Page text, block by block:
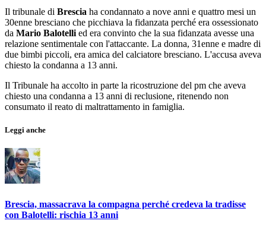
Il tribunale di Brescia ha condannato a nove anni e quattro mesi un
30enne bresciano che picchiava la fidanzata perché era ossessionato
da Mario Balotelli ed era convinto che la sua fidanzata avesse una
relazione sentimentale con l'attaccante. La donna, 31enne e madre di
due bimbi piccoli, era amica del calciatore bresciano. L'accusa aveva
chiesto la condanna a 13 anni.
Il Tribunale ha accolto in parte la ricostruzione del pm che aveva
chiesto una condanna a 13 anni di reclusione, ritenendo non
consumato il reato di maltrattamento in famiglia.
Leggi anche
Brescia, massacrava la compagna perché credeva la tradisse
con Balotelli: rischia 13 anni